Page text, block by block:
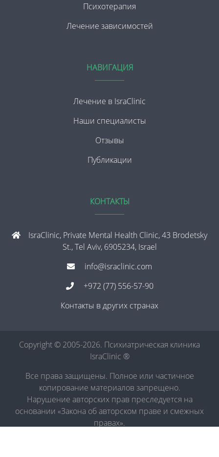
Психотерапия
Лечение зависимостей
НАВИГАЦИЯ
Лечение в IsraClinic
Наши специалисты
Отзывы
Публикации
КОНТАКТЫ
IsraClinic, Private Mental Health Clinic, 43 Brodetsky
St., Tel Aviv, 6905234, Israel
info@israclinic.com
+972 (77) 556-57-90
Контакты в других странах
Copyright © 2005-2026. Психиатрическая клиника
IsraClinic ®
Все права защищены. Полное или частичное
копирование материалов запрещено.
Нарушение авторских прав преследуется на
основании «Закона об авторском праве и смежных
правах».